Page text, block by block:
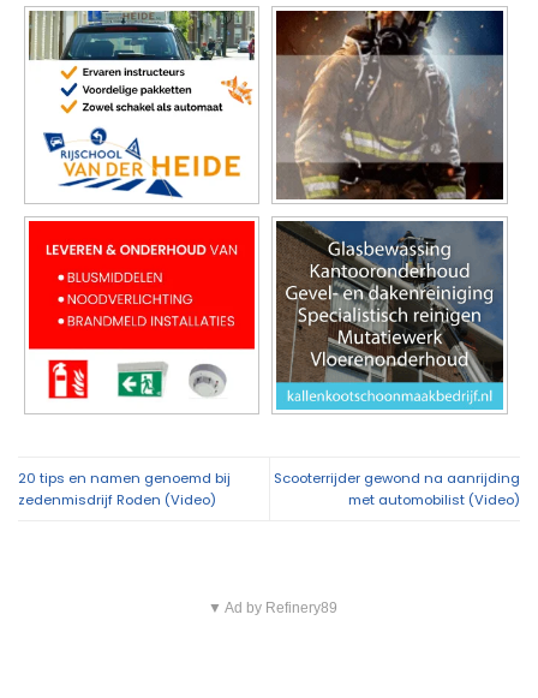
20 tips en namen genoemd bij
zedenmisdrijf Roden (Video)
Scooterrijder gewond na aanrijding
met automobilist (Video)
▼ Ad by Refinery89